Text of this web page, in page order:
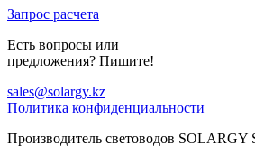
Запрос расчета
Есть вопросы или
предложения? Пишите!
sales@solargy.kz
Политика конфиденциальности
Производитель световодов